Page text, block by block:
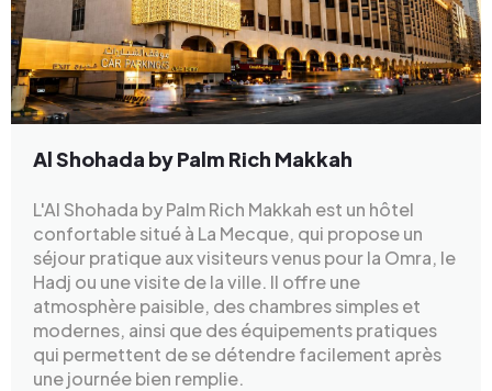
Al Shohada by Palm Rich Makkah
L'Al Shohada by Palm Rich Makkah est un hôtel
confortable situé à La Mecque, qui propose un
séjour pratique aux visiteurs venus pour la Omra, le
Hadj ou une visite de la ville. Il offre une
atmosphère paisible, des chambres simples et
modernes, ainsi que des équipements pratiques
qui permettent de se détendre facilement après
une journée bien remplie.